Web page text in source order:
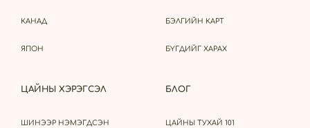
КАНАД
ЯПОН
БЭЛГИЙН КАРТ
БҮГДИЙГ ХАРАХ
ЦАЙНЫ ХЭРЭГСЭЛ
ШИНЭЭР НЭМЭГДСЭН
БЛОГ
ЦАЙНЫ ТУХАЙ 101